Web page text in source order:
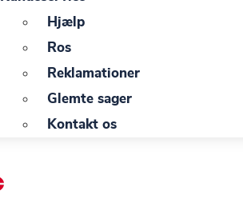
Hjælp
Ros
Reklamationer
Glemte sager
Kontakt os